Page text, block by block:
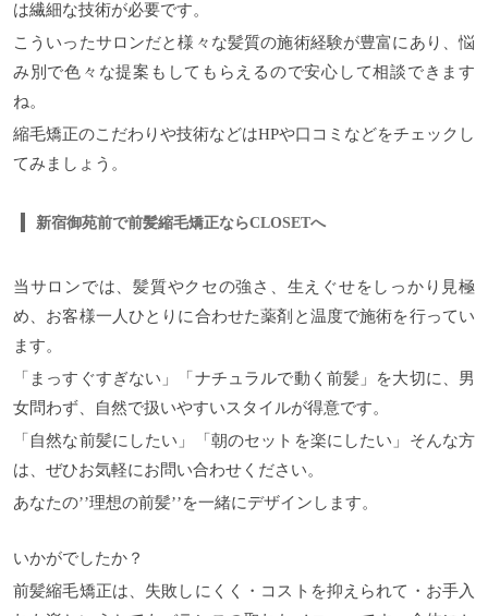
は繊細な技術が必要です。
こういったサロンだと様々な髪質の施術経験が豊富にあり、悩
み別で色々な提案もしてもらえるので安心して相談できます
ね。
縮毛矯正のこだわりや技術などはHPや口コミなどをチェックし
てみましょう。
新宿御苑前で前髪縮毛矯正ならCLOSETへ
当サロンでは、髪質やクセの強さ、生えぐせをしっかり見極
め、お客様一人ひとりに合わせた薬剤と温度で施術を行ってい
ます。
「まっすぐすぎない」「ナチュラルで動く前髪」を大切に、男
女問わず、自然で扱いやすいスタイルが得意です。
「自然な前髪にしたい」「朝のセットを楽にしたい」そんな方
は、ぜひお気軽にお問い合わせください。
あなたの’’理想の前髪’’を一緒にデザインします。
いかがでしたか？
前髪縮毛矯正は、失敗しにくく・コストを抑えられて・お手入